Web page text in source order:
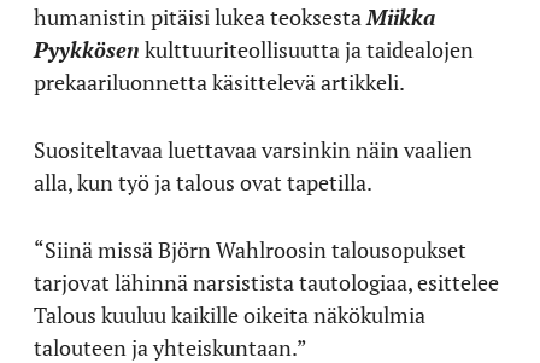
humanistin pitäisi lukea teoksesta Miikka
Pyykkösen kulttuuriteollisuutta ja taidealojen
prekaariluonnetta käsittelevä artikkeli.
Suositeltavaa luettavaa varsinkin näin vaalien
alla, kun työ ja talous ovat tapetilla.
“Siinä missä Björn Wahlroosin talousopukset
tarjovat lähinnä narsistista tautologiaa, esittelee
Talous kuuluu kaikille oikeita näkökulmia
talouteen ja yhteiskuntaan.”